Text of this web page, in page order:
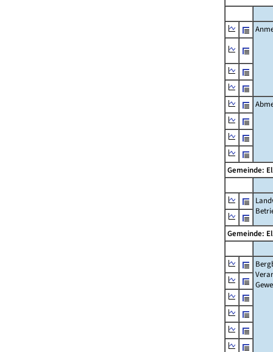
Gemeinde:
Gemeinde: